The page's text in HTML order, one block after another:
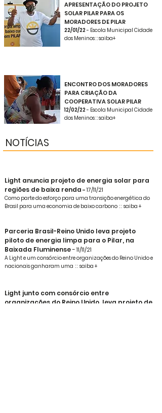
APRESENTAÇÃO DO PROJETO
SOLAR PILAR PARA OS
MORADORES DE PILAR
22/01/22- Escola Municipal Cidade
dos Meninos : : saiba+
ENCONTRO DOS MORADORES
PARA CRIAÇÃO DA
COOPERATIVA SOLAR PILAR
12/02/22- Escola Municipal Cidade
dos Meninos : : saiba+
NOTÍCIAS
Light anuncia projeto de energia solar para
regiões de baixa renda-17/11/21
Como parte do esforço para uma transição energética do
Brasil para uma economia de baixo carbono : : saiba +
Parceria Brasil-Reino Unido leva projeto
piloto de energia limpa para o Pilar, na
Baixada Fluminense-11/11/21
A Light e um consórcio entre organizações do Reino Unido e
nacionais ganharam uma : : saiba +
Light junto com consórcio entre
organizações do Reino Unido, leva projeto de